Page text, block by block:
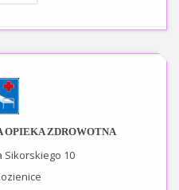
OPIEKA ZDROWOTNA
Sikorskiego 10